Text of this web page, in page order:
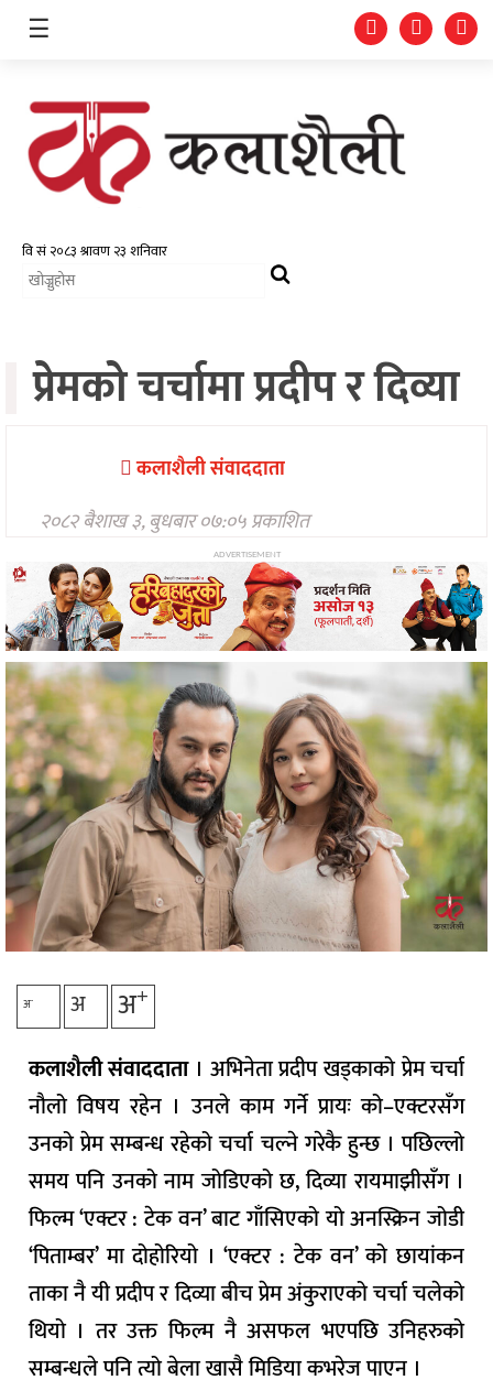
समाचार
भिडियो
फोटो
सङ्गीत
न्यू
मिडिया
अन्तरवार्ता
मनोरन्जन
☰
प्रेमको चर्चामा प्रदीप र दिव्या
कलाशैली संवाददाता
२०८२ बैशाख ३, बुधबार ०७:०५ प्रकाशित
ADVERTISEMENT
अ- अ अ+
कलाशैली संवाददाता। अभिनेता प्रदीप खड्काको प्रेम चर्चा
नौलो विषय रहेन । उनले काम गर्ने प्रायः को–एक्टरसँग
उनको प्रेम सम्बन्ध रहेको चर्चा चल्ने गरेकै हुन्छ । पछिल्लो
समय पनि उनको नाम जोडिएको छ, दिव्या रायमाझीसँग ।
फिल्म ‘एक्टर : टेक वन’ बाट गाँसिएको यो अनस्क्रिन जोडी
‘पिताम्बर’ मा दोहोरियो । ‘एक्टर : टेक वन’ को छायांकन
ताका नै यी प्रदीप र दिव्या बीच प्रेम अंकुराएको चर्चा चलेको
थियो । तर उक्त फिल्म नै असफल भएपछि उनिहरुको
सम्बन्धले पनि त्यो बेला खासै मिडिया कभरेज पाएन ।